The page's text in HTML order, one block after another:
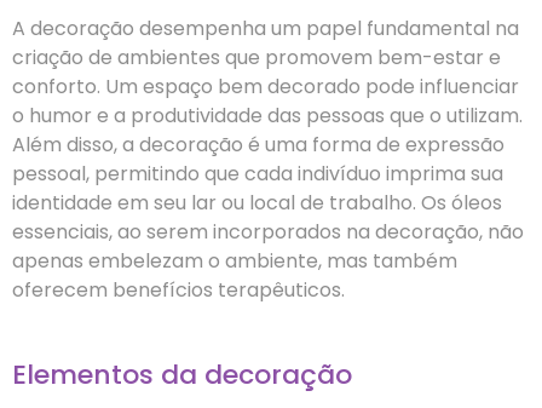
A decoração desempenha um papel fundamental na
criação de ambientes que promovem bem-estar e
conforto. Um espaço bem decorado pode influenciar
o humor e a produtividade das pessoas que o utilizam.
Além disso, a decoração é uma forma de expressão
pessoal, permitindo que cada indivíduo imprima sua
identidade em seu lar ou local de trabalho. Os óleos
essenciais, ao serem incorporados na decoração, não
apenas embelezam o ambiente, mas também
oferecem benefícios terapêuticos.
Elementos da decoração